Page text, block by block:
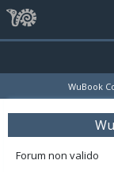
WuBook
Forum non valido